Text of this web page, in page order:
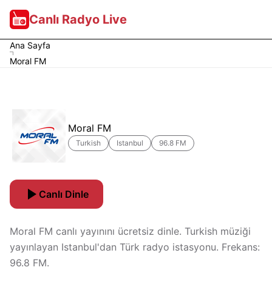
Canlı Radyo Live
Ana Sayfa
Moral FM
Moral FM
Turkish Istanbul 96.8 FM
Canlı Dinle
Moral FM canlı yayınını ücretsiz dinle. Turkish müziği
yayınlayan Istanbul'dan Türk radyo istasyonu. Frekans:
96.8 FM.